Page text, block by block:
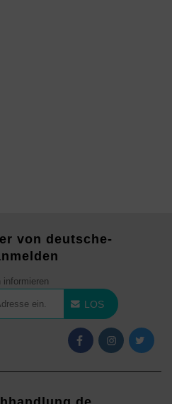
von deutsche-
informieren
LOS